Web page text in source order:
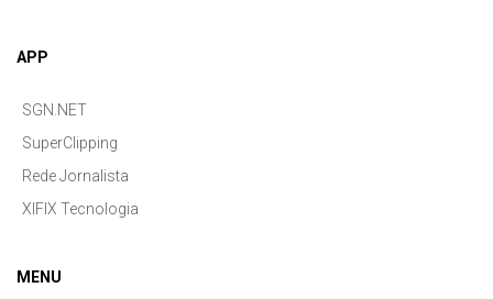
APP
SGN.NET
SuperClipping
Rede Jornalista
XIFIX Tecnologia
MENU